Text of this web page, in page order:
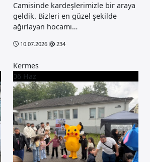
Camisinde kardeşlerimizle bir araya
geldik. Bizleri en güzel şekilde
ağırlayan hocamı…
10.07.2026 234
Kermes
06 Haz